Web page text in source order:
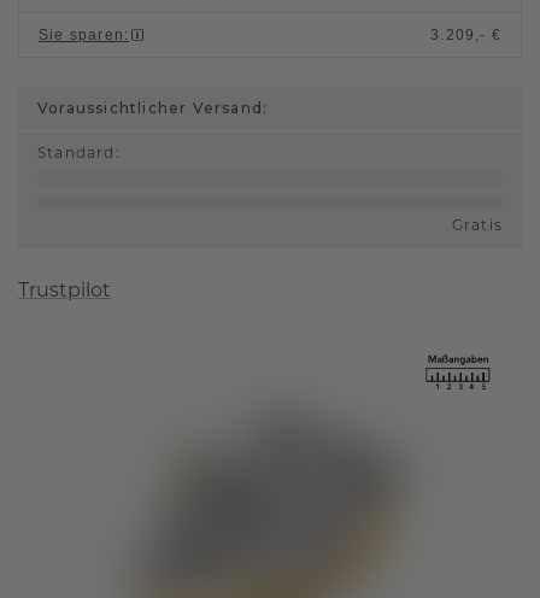
Sie sparen : 3.209,- €
Voraussichtlicher Versand:
Standard :
Gratis
Trustpilot